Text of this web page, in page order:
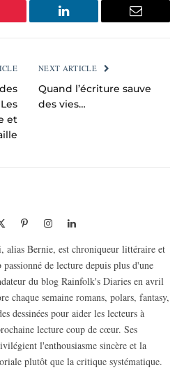
LinkedIn Email
et
NEXT ARTICLE
Quand l’écriture sauve
des vies…
PinterestInstagramLinkedIn
alias Bernie, est chroniqueur littéraire et
passionné de lecture depuis plus d'une
du blog Rainfolk's Diaries en avril
chaque semaine romans, polars, fantasy,
dessinées pour aider les lecteurs à
lecture coup de cœur. Ses
l'enthousiasme sincère et la
plutôt que la critique systématique.